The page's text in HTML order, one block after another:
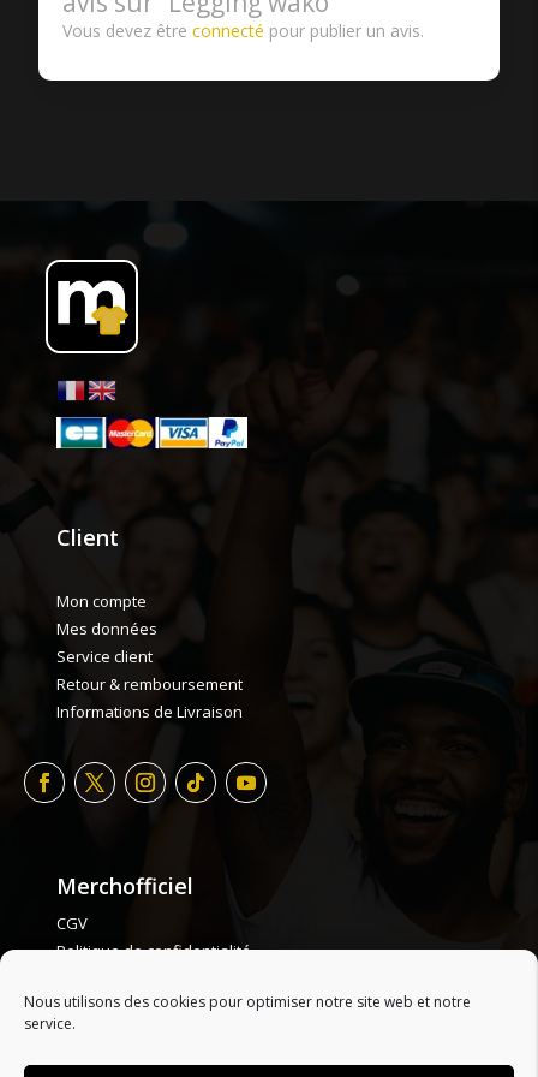
Nous utilisons des cookies pour optimiser notre site web et notre
service.
Vous devez êtreconnecté pour publier un avis.
Client
Mon compte
Mes données
Service client
Retour & remboursement
Informations de Livraison
Merchofficiel
CGV
Politique de confidentialité
Plan de site